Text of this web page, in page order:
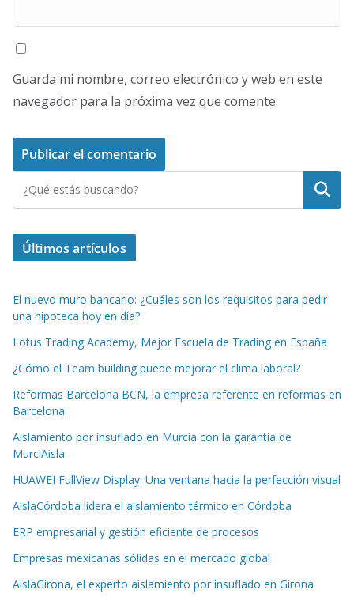
Guarda mi nombre, correo electrónico y web en este
navegador para la próxima vez que comente.
Buscar
Últimos artículos
El nuevo muro bancario: ¿Cuáles son los requisitos para pedir
una hipoteca hoy en día?
Lotus Trading Academy, Mejor Escuela de Trading en España
¿Cómo el Team building puede mejorar el clima laboral?
Reformas Barcelona BCN, la empresa referente en reformas en
Barcelona
Aislamiento por insuflado en Murcia con la garantía de
MurciAisla
HUAWEI FullView Display: Una ventana hacia la perfección visual
AislaCórdoba lidera el aislamiento térmico en Córdoba
ERP empresarial y gestión eficiente de procesos
Empresas mexicanas sólidas en el mercado global
AislaGirona, el experto aislamiento por insuflado en Girona